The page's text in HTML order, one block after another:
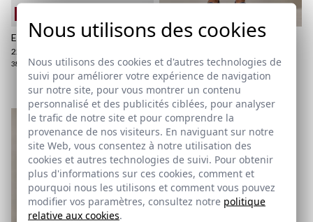
ESPADRILLE MEDINA | CRUDO
22,95 €
38 39 40 41 42 43 44 45 46
MAILLOT À RAYURES AVEC
MARINE
17,95 € / 34,95 €
2XL
POLO ÉDITION SPÉCIALE |
BLANC
25,95 € / 29,95 €
3XL
Nous utilisons des cookies
Nous utilisons des cookies et d'autres technologies de
suivi pour améliorer votre expérience de navigation
sur notre site, pour vous montrer un contenu
personnalisé et des publicités ciblées, pour analyser
le trafic de notre site et pour comprendre la
provenance de nos visiteurs. En naviguant sur notre
site Web, vous consentez à notre utilisation des
cookies et autres technologies de suivi. Pour obtenir
plus d'informations sur ces cookies, comment et
pourquoi nous les utilisons et comment vous pouvez
modifier vos paramètres, consultez notre politique
relative aux cookies.